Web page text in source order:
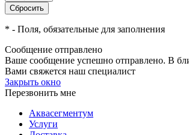
* - Поля, обязательные для заполнения
Сообщение отправлено
Ваше сообщение успешно отправлено. В
Вами свяжется наш специалист
Закрыть окно
Перезвонить мне
Аквасегментум
Услуги